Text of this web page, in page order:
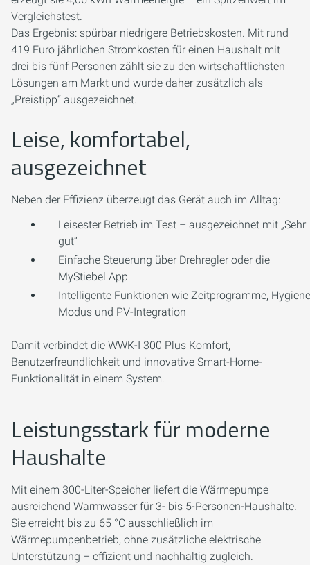
Vergleichstest.
Das Ergebnis: spürbar niedrigere Betriebskosten. Mit rund
419 Euro jährlichen Stromkosten für einen Haushalt mit
drei bis fünf Personen zählt sie zu den wirtschaftlichsten
Lösungen am Markt und wurde daher zusätzlich als
„Preistipp“ ausgezeichnet.
Leise, komfortabel,
ausgezeichnet
Neben der Effizienz überzeugt das Gerät auch im Alltag:
Leisester Betrieb im Test – ausgezeichnet mit „Sehr
gut“
Einfache Steuerung über Drehregler oder die
MyStiebel App
Intelligente Funktionen wie Zeitprogramme,
Modus und PV-Integration
Damit verbindet die WWK-I 300 Plus Komfort,
Benutzerfreundlichkeit und innovative Smart-Home-
Funktionalität in einem System.
Leistungsstark für moderne
Haushalte
Mit einem 300-Liter-Speicher liefert die Wärmepumpe
ausreichend Warmwasser für 3- bis 5-Personen-Haushalte.
Sie erreicht bis zu 65 °C ausschließlich im
Wärmepumpenbetrieb, ohne zusätzliche elektrische
Unterstützung – effizient und nachhaltig zugleich.